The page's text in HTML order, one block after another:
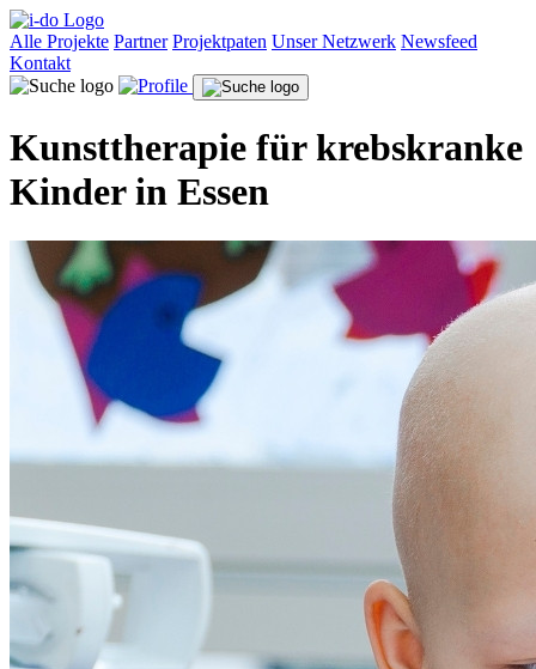
Alle Projekte Partner Projektpaten Unser Netzwerk Newsfeed
Kontakt
Kunsttherapie für krebskranke
Kinder in Essen